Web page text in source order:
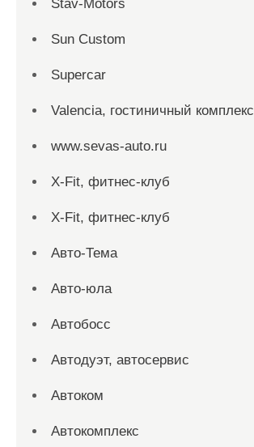
Stav-Motors
Sun Custom
Supercar
Valencia, гостиничный комплекс
www.sevas-auto.ru
X-Fit, фитнес-клуб
X-Fit, фитнес-клуб
Авто-Тема
Авто-юла
Автобосс
Автодуэт, автосервис
Автоком
Автокомплекс